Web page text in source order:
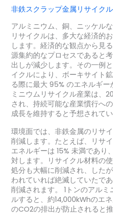
非鉄スクラップ金属リサイク
アルミニウム、銅、ニッケル
リサイクルは、多大な経済的
します。経済的な観点から見
源集約的なプロセスであると
出しが減少します。その一例
イクルにより、ボーキサイト
る際に最大 95% のエネルギ
ミニウムリサイクル産業は、
され、持続可能な産業慣行へ
成長を維持すると予想されて
環境面では、非鉄金属のリサ
削減します。たとえば、リサ
エネルギーは 15% 未満であり
対します。リサイクル材料の
処分も大幅に削減され、した
われていれば絶滅していたで
削減されます。 1トンのアル
ルすると、約14,000kWhのエ
のCO2の排出が防止されると